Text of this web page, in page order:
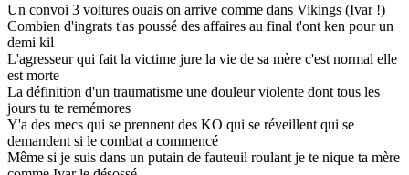
Un convoi 3 voitures ouais on arrive comme dans Vikings (Ivar !)
Combien d'ingrats t'as poussé des affaires au final t'ont ken pour un
demi kil
L'agresseur qui fait la victime jure la vie de sa mère c'est normal elle
est morte
La définition d'un traumatisme une douleur violente dont tous les
jours tu te remémores
Y'a des mecs qui se prennent des KO qui se réveillent qui se
demandent si le combat a commencé
Même si je suis dans un putain de fauteuil roulant je te nique ta mère